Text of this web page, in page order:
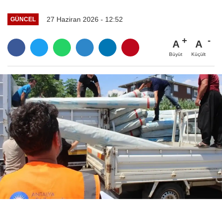
GÜNCEL 27 Haziran 2026 - 12:52
A
Büyüt
A
Küçült